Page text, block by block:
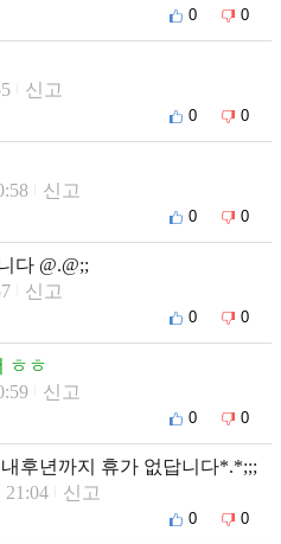
0 0
신고
0 0
신고
0 0
다 @.@;;
신고
0 0
ㅎㅎ
신고
0 0
후년까지 휴가 없답니다*.*;;;
21:04 신고
0 0